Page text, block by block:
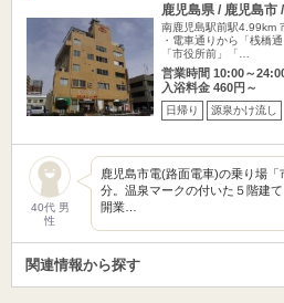
鹿児島県 / 鹿児島市
南鹿児島駅前駅4.99km
・電車通りから「桟橋
「市役所前」「…
営業時間 10:00～
入浴料金 460円～
日帰り 源泉かけ流し
40代 男
性
鹿児島市電(路面電車)の乗り場
分。温泉マークの付いた５階建
開業…
関連情報から探す